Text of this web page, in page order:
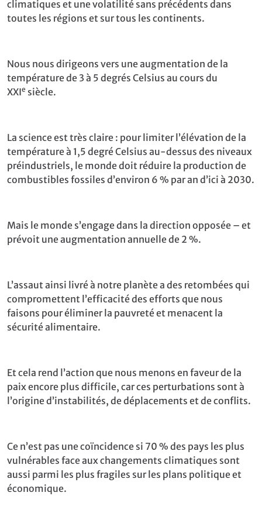
climatiques et une volatilité sans précédents dans
toutes les régions et sur tous les continents.
Nous nous dirigeons vers une augmentation de la
température de 3 à 5 degrés Celsius au cours du
XXIe siècle.
La science est très claire : pour limiter l’élévation de la
température à 1,5 degré Celsius au-dessus des niveaux
préindustriels, le monde doit réduire la production de
combustibles fossiles d’environ 6 % par an d’ici à 2030.
Mais le monde s’engage dans la direction opposée – et
prévoit une augmentation annuelle de 2 %.
L’assaut ainsi livré à notre planète a des retombées qui
compromettent l’efficacité des efforts que nous
faisons pour éliminer la pauvreté et menacent la
sécurité alimentaire.
Et cela rend l’action que nous menons en faveur de la
paix encore plus difficile, car ces perturbations sont à
l’origine d’instabilités, de déplacements et de conflits.
Ce n’est pas une coïncidence si 70 % des pays les plus
vulnérables face aux changements climatiques sont
aussi parmi les plus fragiles sur les plans politique et
économique.